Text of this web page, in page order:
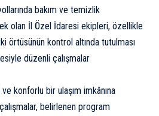
bakım ve temizlik
olan İl Özel İdaresi ekipleri, özellikle
örtüsünün kontrol altında tutulması
düzenli çalışmalar
konforlu bir ulaşım imkânına
belirlenen program